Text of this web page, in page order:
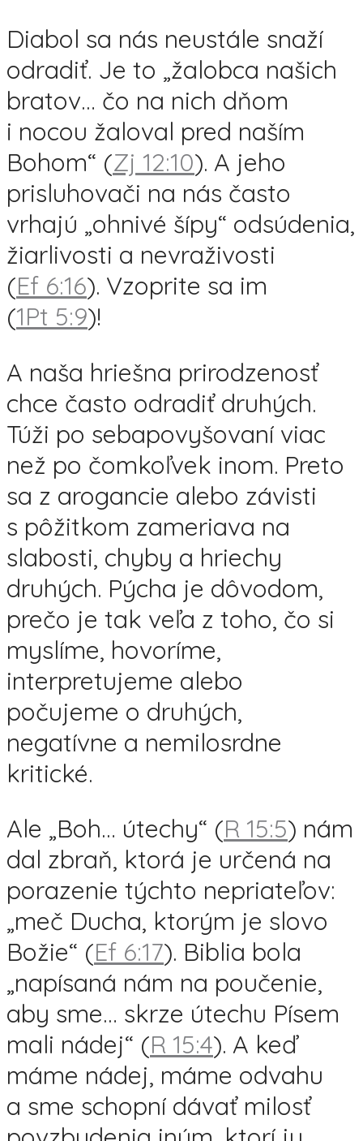
Diabol sa nás neustále snaží
odradiť. Je to „žalobca našich
bratov… čo na nich dňom
i nocou žaloval pred naším
Bohom“ (Zj 12:10). A jeho
prisluhovači na nás často
vrhajú „ohnivé šípy“ odsúdenia,
žiarlivosti a nevraživosti
(Ef 6:16). Vzoprite sa im
(1Pt 5:9)!
A naša hriešna prirodzenosť
chce často odradiť druhých.
Túži po sebapovyšovaní viac
než po čomkoľvek inom. Preto
sa z arogancie alebo závisti
s pôžitkom zameriava na
slabosti, chyby a hriechy
druhých. Pýcha je dôvodom,
prečo je tak veľa z toho, čo si
myslíme, hovoríme,
interpretujeme alebo
počujeme o druhých,
negatívne a nemilosrdne
kritické.
Ale „Boh… útechy“ (R 15:5) nám
dal zbraň, ktorá je určená na
porazenie týchto nepriateľov:
„meč Ducha, ktorým je slovo
Božie“ (Ef 6:17). Biblia bola
„napísaná nám na poučenie,
aby sme… skrze útechu Písem
mali nádej“ (R 15:4). A keď
máme nádej, máme odvahu
a sme schopní dávať milosť